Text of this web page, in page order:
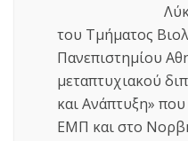
του Tμήματος
Πανεπιστημίου
μεταπτυχιακού
και Ανάπτυξη»
ΕΜΠ και στο